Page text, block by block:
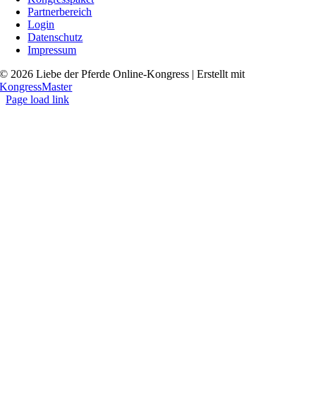
Partnerbereich
Login
Datenschutz
Impressum
© 2026 Liebe der Pferde Online-Kongress | Erstellt mit
KongressMaster
Page load link